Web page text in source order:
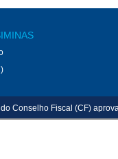
do Conselho Fiscal (CF)